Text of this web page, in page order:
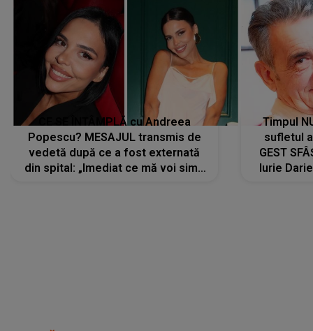
CE SE ÎNTÂMPLĂ cu Andreea
Popescu? MESAJUL transmis de
vedetă după ce a fost externată
din spital: „Imediat ce mă voi simți
Timpul
sufletul
GEST
Iurie